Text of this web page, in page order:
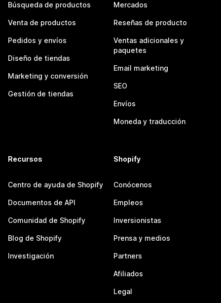
Búsqueda de productos
Venta de productos
Pedidos y envíos
Diseño de tiendas
Marketing y conversión
Gestión de tiendas
Mercados
Reseñas de producto
Ventas adicionales y
paquetes
Email marketing
SEO
Envíos
Moneda y traducción
Recursos
Centro de ayuda de Shopify
Documentos de API
Comunidad de Shopify
Blog de Shopify
Investigación
Shopify
Conócenos
Empleos
Inversionistas
Prensa y medios
Partners
Afiliados
Legal